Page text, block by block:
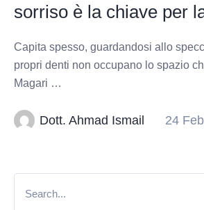
sorriso è la chiave per
Capita spesso, guardandosi allo
propri denti non occupano lo spazio
Magari …
Dott. Ahmad Ismail 24